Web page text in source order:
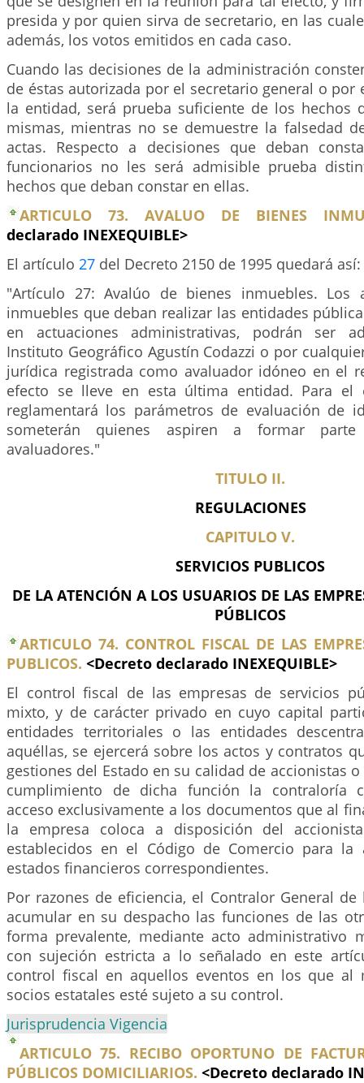
presida y por quien sirva de secretario, en las
además, los votos emitidos en cada caso.
Cuando las decisiones de la administración
de éstas autorizada por el secretario general o por
la entidad, será prueba suficiente de los hechos
mismas, mientras no se demuestre la falsedad
actas. Respecto a decisiones que deban
funcionarios no les será admisible prueba
hechos que deban constar en ellas.
ARTICULO 73. AVALUO DE BIENES
declarado INEXEQUIBLE>
El artículo 27 del Decreto 2150 de 1995 quedará así:
"Artículo 27: Avalúo de bienes inmuebles. Los
inmuebles que deban realizar las entidades
en actuaciones administrativas, podrán ser
Instituto Geográfico Agustín Codazzi o por
jurídica registrada como avaluador idóneo en el
efecto se lleve en esta última entidad. Para el
reglamentará los parámetros de evaluación de
someterán quienes aspiren a formar
avaluadores."
TITULO II.
REGULACIONES
CAPITULO V.
SERVICIOS PUBLICOS
DE LA ATENCIÓN A LOS USUARIOS DE LAS
PÚBLICOS
ARTICULO 74. CONTROL FISCAL DE LAS
PUBLICOS. <Decreto declarado INEXEQUIBLE>
El control fiscal de las empresas de servicios
mixto, y de carácter privado en cuyo capital
entidades territoriales o las entidades
aquéllas, se ejercerá sobre los actos y contratos
gestiones del Estado en su calidad de accionistas
cumplimiento de dicha función la contraloría
acceso exclusivamente a los documentos que al
la empresa coloca a disposición del
establecidos en el Código de Comercio para la
estados financieros correspondientes.
Por razones de eficiencia, el Contralor General
acumular en su despacho las funciones de las
forma prevalente, mediante acto administrativo
con sujeción estricta a lo señalado en este
control fiscal en aquellos eventos en los que al
socios estatales esté sujeto a su control.
Jurisprudencia Vigencia
ARTICULO 75. RECIBO OPORTUNO DE
PÚBLICOS DOMICILIARIOS. <Decreto declarado